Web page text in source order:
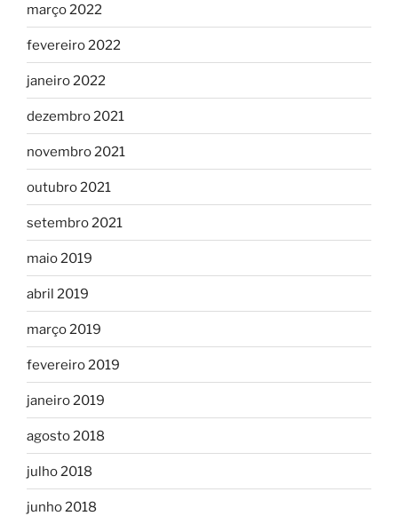
março 2022
fevereiro 2022
janeiro 2022
dezembro 2021
novembro 2021
outubro 2021
setembro 2021
maio 2019
abril 2019
março 2019
fevereiro 2019
janeiro 2019
agosto 2018
julho 2018
junho 2018